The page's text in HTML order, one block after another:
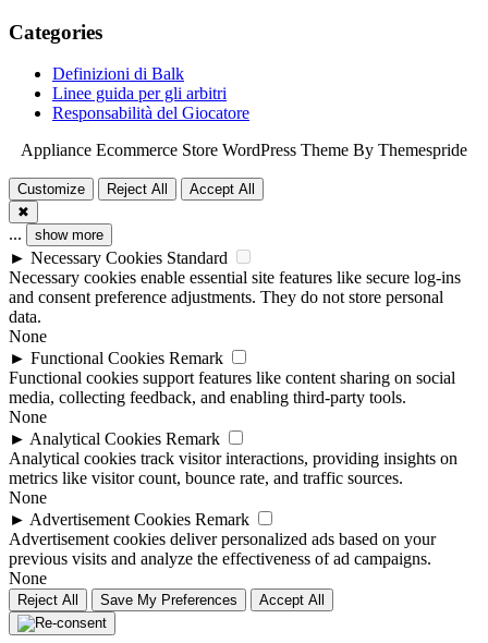
Categories
Definizioni di Balk
Linee guida per gli arbitri
Responsabilità del Giocatore
Appliance Ecommerce Store WordPress Theme By Themespride
Customize Reject All
Accept All
✖
... show more
► Necessary Cookies Standard
Necessary cookies enable essential site features like secure log-ins
and consent preference adjustments. They do not store personal
data.
None
► Functional Cookies Remark
Functional cookies support features like content sharing on social
media, collecting feedback, and enabling third-party tools.
None
► Analytical Cookies Remark
Analytical cookies track visitor interactions, providing insights on
metrics like visitor count, bounce rate, and traffic sources.
None
► Advertisement Cookies Remark
Advertisement cookies deliver personalized ads based on your
previous visits and analyze the effectiveness of ad campaigns.
None
Reject All Save My Preferences Accept All